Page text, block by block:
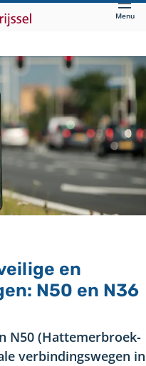
Menu
en
N50 en N36
N50 (Hattemerbroek-
verbindingswegen in